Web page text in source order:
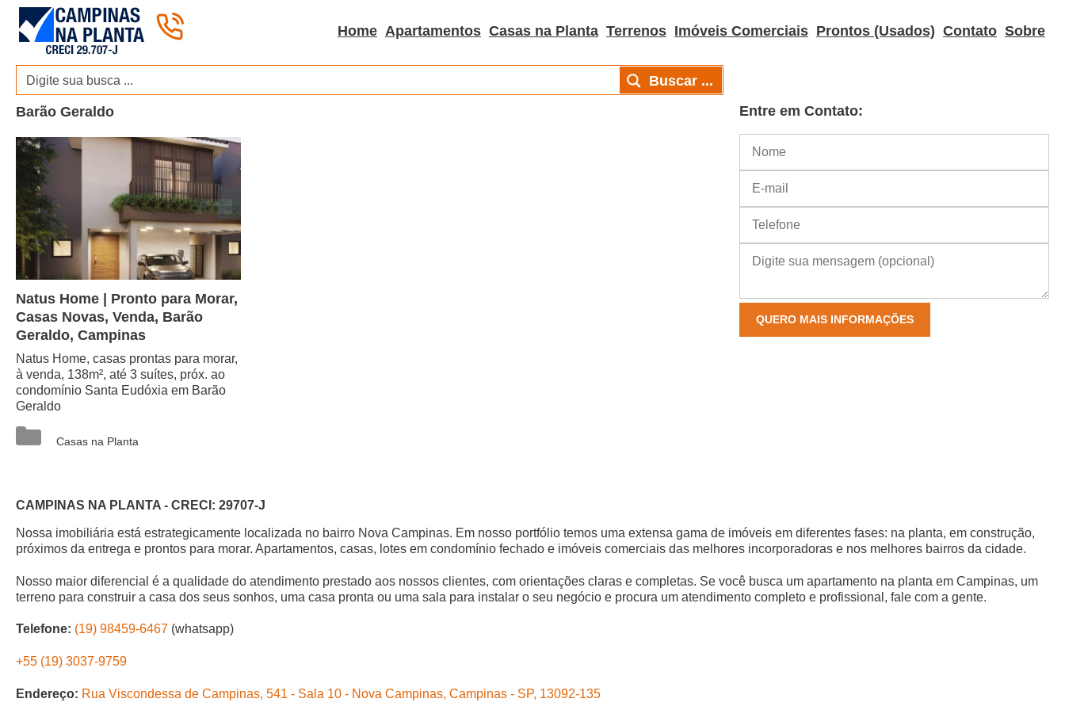
Pular
para
conteúdo
Home Apartamentos Casas na Planta Terrenos Imóveis Comerciais Prontos (Usados) Contato Sobre
Buscar ...
Barão Geraldo
Natus Home | Pronto para Morar,
Casas Novas, Venda, Barão
Geraldo, Campinas
Natus Home, casas prontas para morar,
à venda, 138m², até 3 suítes, próx. ao
condomínio Santa Eudóxia em Barão
Geraldo
Casas na Planta
Entre em Contato:
CAMPINAS NA PLANTA - CRECI: 29707-J
Nossa imobiliária está estrategicamente localizada no bairro Nova Campinas. Em nosso portfólio temos uma extensa gama de imóveis em diferentes fases: na planta, em construção,
próximos da entrega e prontos para morar. Apartamentos, casas, lotes em condomínio fechado e imóveis comerciais das melhores incorporadoras e nos melhores bairros da cidade.
Nosso maior diferencial é a qualidade do atendimento prestado aos nossos clientes, com orientações claras e completas. Se você busca um apartamento na planta em Campinas, um
terreno para construir a casa dos seus sonhos, uma casa pronta ou uma sala para instalar o seu negócio e procura um atendimento completo e profissional, fale com a gente.
Telefone: (19) 98459-6467 (whatsapp)
+55 (19) 3037-9759
Endereço: Rua Viscondessa de Campinas, 541 - Sala 10 - Nova Campinas, Campinas - SP, 13092-135